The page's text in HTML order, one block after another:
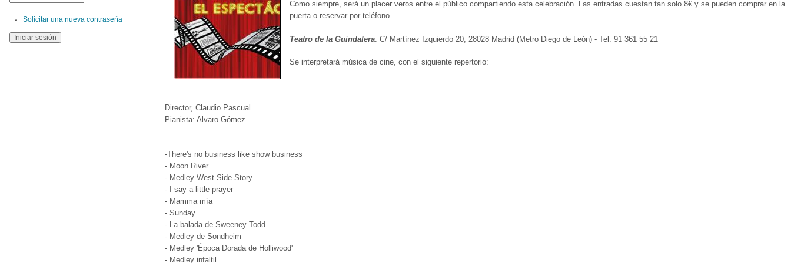
Como siempre, será un placer veros entre el público compartiendo esta celebración. Las entradas cuestan tan solo 8€ y se pueden comprar en la
puerta o reservar por teléfono.
Teatro de la Guindalera: C/ Martínez Izquierdo 20, 28028 Madrid (Metro Diego de León) - Tel. 91 361 55 21
Se interpretará música de cine, con el siguiente repertorio:
Director, Claudio Pascual
Pianista: Alvaro Gómez
-There's no business like show business
- Moon River
- Medley West Side Story
- I say a little prayer
- Mamma mía
- Sunday
- La balada de Sweeney Todd
- Medley de Sondheim
- Medley 'Época Dorada de Holliwood'
- Medley infaltil
Solicitar una nueva contraseña